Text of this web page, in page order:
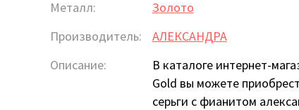
Металл:
Золото
Производитель:
АЛЕКСАНДРА
Описание:
В каталоге интернет-
Gold вы можете
серьги с фианитом